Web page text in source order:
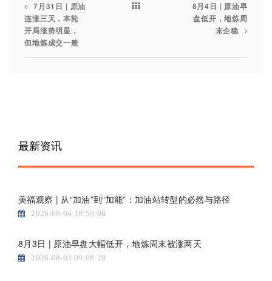
7月31日 | 原油
连涨三天，本轮
开局涨势明显，
但地炼成交一般
8月4日 | 原油早
盘低开，地炼周
末企稳
最新资讯
美福观察 | 从“加油”到“加能”：加油站转型的必然与路径
2026-08-04 10:50:08
8月3日 | 原油早盘大幅低开，地炼周末被涨两天
2026-08-03 09:08:28